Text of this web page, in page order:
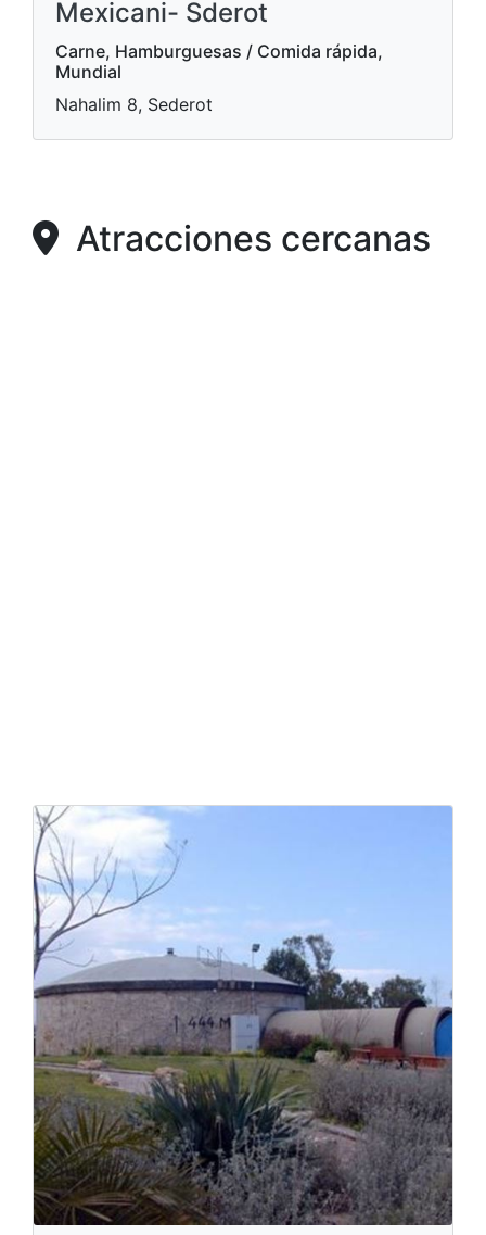
Mexicani- Sderot
Carne, Hamburguesas / Comida rápida,
Mundial
Nahalim 8, Sederot
Atracciones cercanas